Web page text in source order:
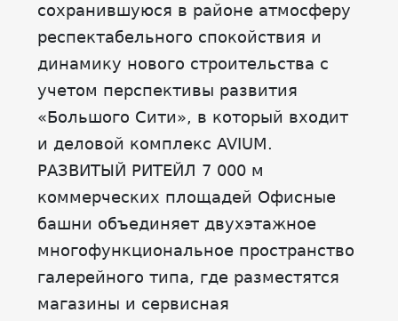
сохранившуюся в районе атмосферу
респектабельного спокойствия и
динамику нового строительства с
учетом перспективы развития
«Большого Сити», в который входит
и деловой комплекс AVIUM.
РАЗВИТЫЙ РИТЕЙЛ 7 000 м
коммерческих площадей Офисные
башни объединяет двухэтажное
многофункциональное пространство
галерейного типа, где разместятся
магазины и сервисная